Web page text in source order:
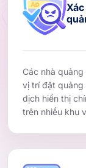
Các nhà
vị trí đặt quảng
dịch hiển thị
trên nhiều khu